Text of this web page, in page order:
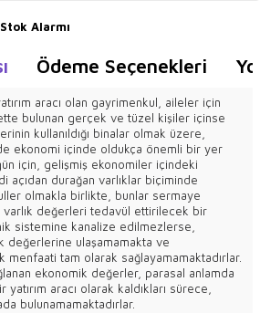
Stok Alarmı
Ödeme Seçenekleri
aracı olan gayrimenkul, aileler için
bulunan gerçek ve tüzel kişiler içinse
kullanıldığı binalar olmak üzere,
ekonomi içinde oldukça önemli bir yer
için, gelişmiş ekonomiler içindeki
açıdan durağan varlıklar biçiminde
olmakla birlikte, bunlar sermaye
varlık değerleri tedavül ettirilecek bir
sistemine kanalize edilmezlerse,
değerlerine ulaşamamakta ve
tam olarak sağlayamamaktadırlar.
ekonomik değerler, parasal anlamda
aracı olarak kaldıkları sürece,
bulunamamaktadırlar.